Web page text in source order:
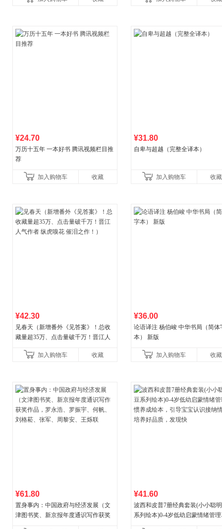
¥24.70
万历十五年 一本好书 腾讯视频栏目推
荐
加入购物车 收藏
¥31.80
自卑与超越（完整全译本）
加入购物车 收藏
¥42.30
见春天（新增番外《见答案》！总收
藏量超35万、点击量破千万！晋江人
加入购物车
收藏
¥36.00
论语译注 杨伯峻 中华书局（简体
本） 新版
加入购物车 收藏
¥61.80
置身事内：中国政府与经济发展（文
津图书奖、新京报年度通识写作获奖
¥41.60
波西和皮普7册经典套装(小小聪
系列绘本)0-4岁低幼启蒙情绪管